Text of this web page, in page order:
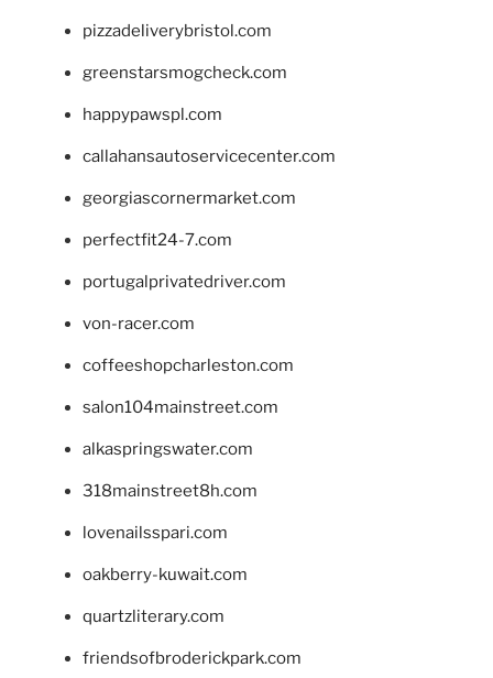
pizzadeliverybristol.com
greenstarsmogcheck.com
happypawspl.com
callahansautoservicecenter.com
georgiascornermarket.com
perfectfit24-7.com
portugalprivatedriver.com
von-racer.com
coffeeshopcharleston.com
salon104mainstreet.com
alkaspringswater.com
318mainstreet8h.com
lovenailsspari.com
oakberry-kuwait.com
quartzliterary.com
friendsofbroderickpark.com